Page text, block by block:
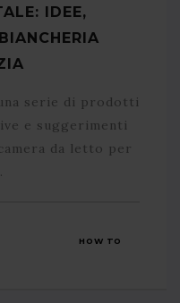
IDEE,
serie di prodotti
e suggerimenti
da letto per
HOW TO